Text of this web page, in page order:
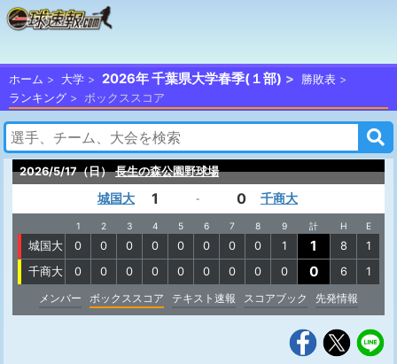
ホーム 大学 2026年 千葉県大学春季(１部)
勝敗表
ランキング
ボックススコア
2026/5/17（日） 長生の森公園野球場
城国大 1 - 0 千商大
1 2 3 4 5 6 7 8 9 計 H E
城国大 0 0 0 0 0 0 0 0 1 1 8
1
千商大
0 0 0 0 0 0 0 0 0 0 6
1
メンバー
ボックススコア テキスト速報 スコアブック 先発情報